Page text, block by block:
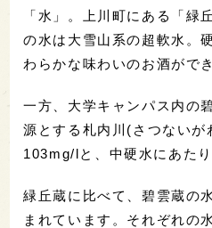
「水」。上川町にある「緑
の水は大雪山系の超軟水。
わらかな味わいのお酒がで
一方、大学キャンパス内の
源とする札内川(さつないが
103mg/lと、中硬水にあたり
緑丘蔵に比べて、碧雲蔵の
まれています。それぞれの